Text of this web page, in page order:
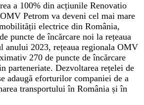
a 100% din acțiunile Renovatio
Petrom va deveni cel mai mare
electrice din România,
puncte de încărcare noi la rețeaua
anului 2023, rețeaua regionala OMV
270 de puncte de încărcare
parteneriate. Dezvoltarea rețelei de
adaugă eforturilor companiei de a
transportului în România și în